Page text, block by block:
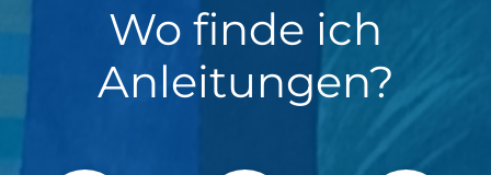
Wo finde ich
Anleitungen?